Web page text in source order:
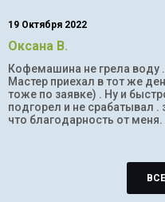
19 Октября 2022
Оксана В.
Кофемашина не грела воду
Мастер приехал в тот же
тоже по заявке) . Ну и
подгорел и не срабатывал .
что благодарность от меня.